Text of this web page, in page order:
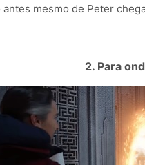
mesmo de Peter
2. Para